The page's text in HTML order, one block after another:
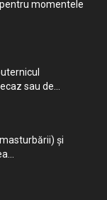
momentele
sau de...
şi